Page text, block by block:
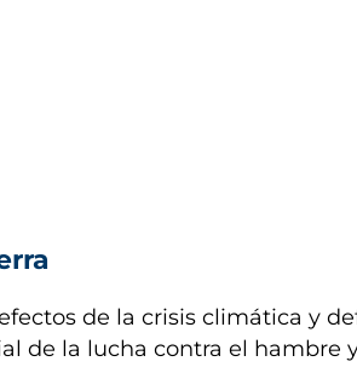
de la crisis climática y
de la lucha contra el hambre